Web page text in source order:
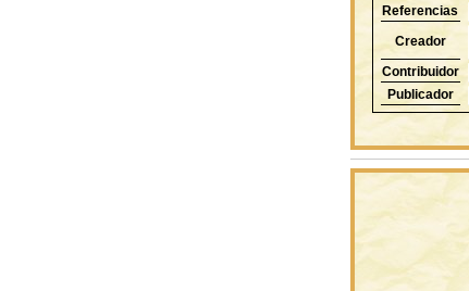
Referencias
Creador
Contribuidor
Publicador